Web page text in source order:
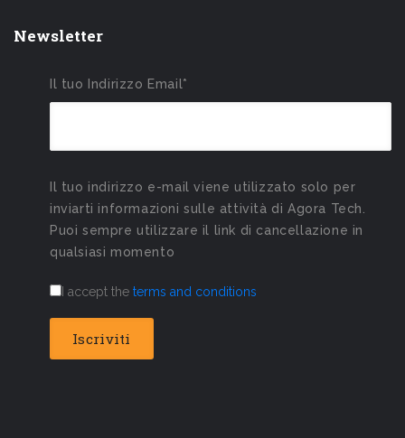
Newsletter
Il tuo Indirizzo Email*
Il tuo indirizzo e-mail viene utilizzato solo per
inviarti informazioni sulle attività di Agora Tech.
Puoi sempre utilizzare il link di cancellazione in
qualsiasi momento
I accept the terms and conditions